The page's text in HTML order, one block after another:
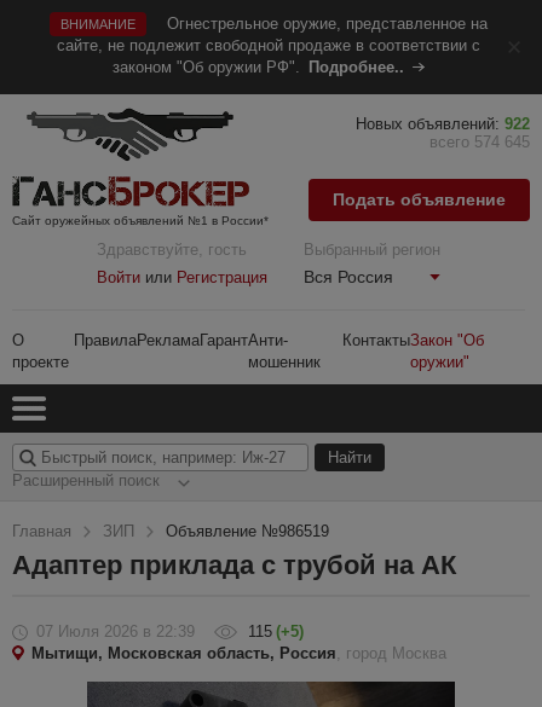
ВНИМАНИЕ
Огнестрельное оружие, представленное на
сайте, не подлежит свободной продаже в соответствии с
законом "Об оружии РФ".
Подробнее..
Сайт оружейных объявлений №1 в России*
Здравствуйте, гость
Войти или Регистрация
Выбранный регион
Вся Россия
О
проекте
ПравилаРекламаГарантАнти-
мошенник
КонтактыЗакон "Об
оружии"
Новых объявлений: 922
всего 574 645
Подать объявление
Расширенный поиск
Главная ЗИП Объявление №986519
Адаптер приклада с трубой на АК
07 Июля 2026 в 22:39 115 (+5)
Мытищи, Московская область, Россия, город Москва